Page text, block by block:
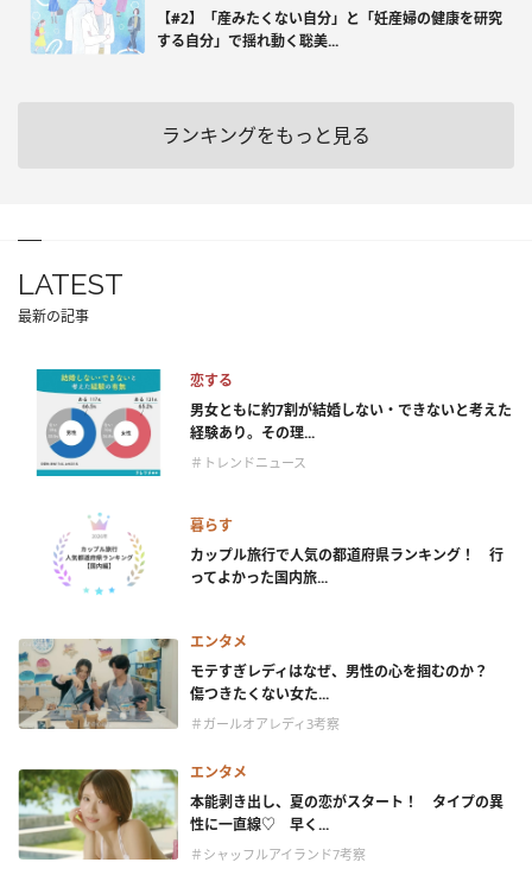
【#2】「産みたくない自分」と「妊産婦の健康を研究
する自分」で揺れ動く聡美...
ランキングをもっと見る
LATEST
最新の記事
恋する
男女ともに約7割が結婚しない・できないと考えた
経験あり。その理...
＃トレンドニュース
暮らす
カップル旅行で人気の都道府県ランキング！ 行
ってよかった国内旅...
エンタメ
モテすぎレディはなぜ、男性の心を掴むのか？
傷つきたくない女た...
＃ガールオアレディ3考察
エンタメ
本能剥き出し、夏の恋がスタート！ タイプの異
性に一直線♡ 早く...
＃シャッフルアイランド7考察